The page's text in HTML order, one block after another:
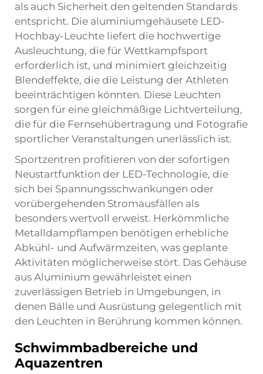
als auch Sicherheit den geltenden Standards
entspricht. Die aluminiumgehäusete LED-
Hochbay-Leuchte liefert die hochwertige
Ausleuchtung, die für Wettkampfsport
erforderlich ist, und minimiert gleichzeitig
Blendeffekte, die die Leistung der Athleten
beeinträchtigen könnten. Diese Leuchten
sorgen für eine gleichmäßige Lichtverteilung,
die für die Fernsehübertragung und Fotografie
sportlicher Veranstaltungen unerlässlich ist.
Sportzentren profitieren von der sofortigen
Neustartfunktion der LED-Technologie, die
sich bei Spannungsschwankungen oder
vorübergehenden Stromausfällen als
besonders wertvoll erweist. Herkömmliche
Metalldampflampen benötigen erhebliche
Abkühl- und Aufwärmzeiten, was geplante
Aktivitäten möglicherweise stört. Das Gehäuse
aus Aluminium gewährleistet einen
zuverlässigen Betrieb in Umgebungen, in
denen Bälle und Ausrüstung gelegentlich mit
den Leuchten in Berührung kommen können.
Schwimmbadbereiche und
Aquazentren